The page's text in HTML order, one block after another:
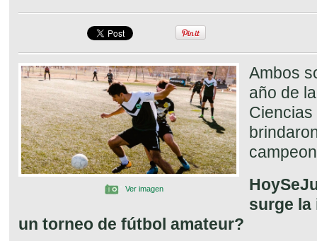
Ver imagen
Ambos
año de
surge la
un torneo de fútbol amateur?